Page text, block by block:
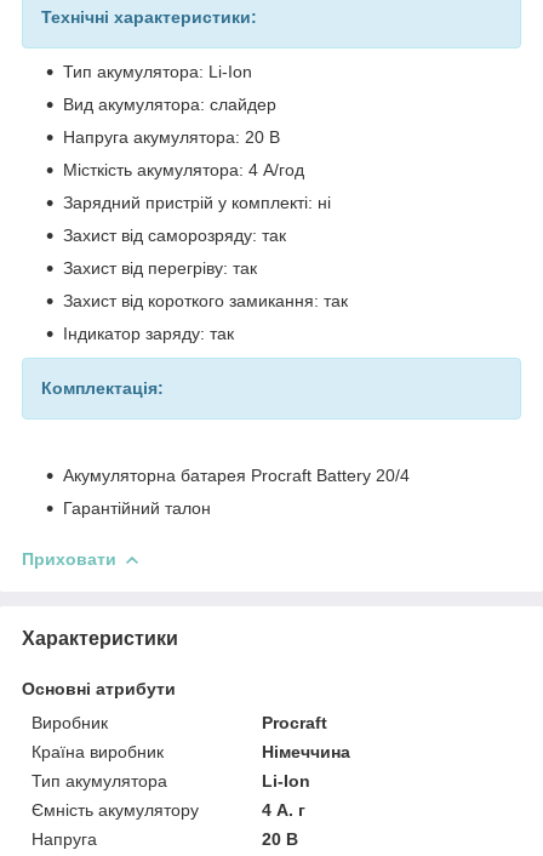
Технічні характеристики:
Тип акумулятора: Li-Ion
Вид акумулятора: слайдер
Напруга акумулятора: 20 В
Місткість акумулятора: 4 А/год
Зарядний пристрій у комплекті: ні
Захист від саморозряду: так
Захист від перегріву: так
Захист від короткого замикання: так
Індикатор заряду: так
Комплектація:
Акумуляторна батарея Procraft Battery 20/4
Гарантійний талон
Приховати
Характеристики
Основні атрибути
Виробник
Procraft
Країна виробник
Німеччина
Тип акумулятора
Li-Ion
Ємність акумулятору
4 А. г
Напруга
20 В